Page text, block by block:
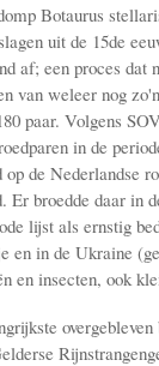
Botaurus
uit de 15de
af; een proces dat
van weleer nog
paar. Volgens
in de
op de Nederlandse
Er broedde daar in
lijst als ernstig
en in de Ukraine
en insecten, ook